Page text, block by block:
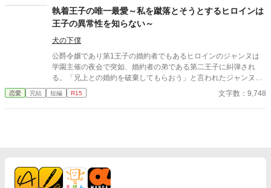
殿下に嫌われたくはないキャロラインは、王太子殿下の前から姿
を消すことにした。そんなお話です。 ちょっと切ないお話で
す。
執着王子の唯一最愛～私を蹴落とそうとするヒロインは
王子の異常性を知らない～
犬の下僕
公爵令嬢であり第1王子の婚約者でもあるヒロインのジャンヌは
学園主催の夜会で突如、婚約者の弟である第二王子に糾弾され
る。「兄上との婚約を破棄してもらおう」と言われたジャンヌは
どうするのか…
恋愛 完結 短編 R15 文字数：9,748